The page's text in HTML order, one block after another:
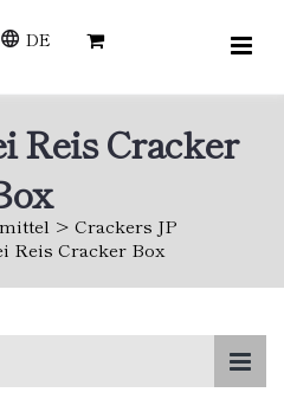
DE
Reis Cracker
Crackers JP
Reis Cracker Box